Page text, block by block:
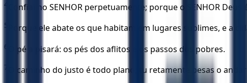
4 Confiai no SENHOR perpetuamente; porque o SENHOR Deus
5 Porque ele abate os que habitam em lugares sublimes, e a
6 O pé a pisará: os pés dos aflitos e os passos dos pobres.
7 O caminho do justo é todo plano; tu retamente pesas o